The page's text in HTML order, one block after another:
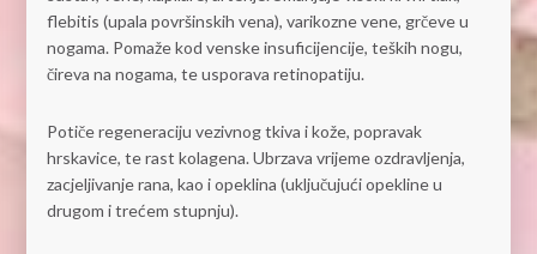
flebitis (upala površinskih vena), varikozne vene, grčeve u
nogama. Pomaže kod venske insuficijencije, teških nogu,
čireva na nogama, te usporava retinopatiju.
Potiče regeneraciju vezivnog tkiva i kože, popravak
hrskavice, te rast kolagena. Ubrzava vrijeme ozdravljenja,
zacjeljivanje rana, kao i opeklina (uključujući opekline u
drugom i trećem stupnju).